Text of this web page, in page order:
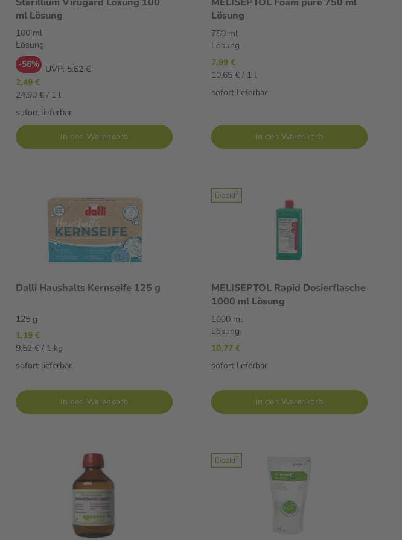
ml Lösung
100 ml
Lösung
-56% UVP: 5,62 €
2,49 €
24,90 € / 1 l
sofort lieferbar
In den Warenkorb
Lösung
750 ml
Lösung
7,99 €
10,65 € / 1 l
sofort lieferbar
In den Warenkorb
Dalli Haushalts Kernseife 125 g
125 g
1,19 €
9,52 € / 1 kg
sofort lieferbar
In den Warenkorb
Biozid2
MELISEPTOL Rapid Dosierflasche
1000 ml Lösung
1000 ml
Lösung
10,77 €
sofort lieferbar
In den Warenkorb
Biozid2